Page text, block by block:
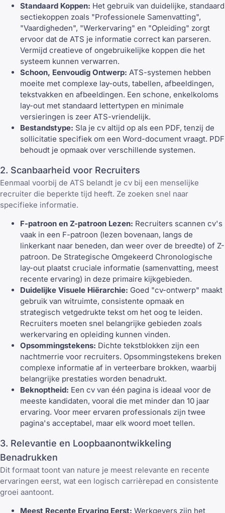
Standaard Koppen: Het gebruik van duidelijke, standaard
sectiekoppen zoals "Professionele Samenvatting",
"Vaardigheden", "Werkervaring" en "Opleiding" zorgt
ervoor dat de ATS je informatie correct kan parseren.
Vermijd creatieve of ongebruikelijke koppen die het
systeem kunnen verwarren.
Schoon, Eenvoudig Ontwerp: ATS-systemen hebben
moeite met complexe lay-outs, tabellen, afbeeldingen,
tekstvakken en afbeeldingen. Een schone, enkelkoloms
lay-out met standaard lettertypen en minimale
versieringen is zeer ATS-vriendelijk.
Bestandstype: Sla je cv altijd op als een PDF, tenzij de
sollicitatie specifiek om een Word-document vraagt. PDF
behoudt je opmaak over verschillende systemen.
2. Scanbaarheid voor Recruiters
Eenmaal voorbij de ATS belandt je cv bij een menselijke
recruiter die beperkte tijd heeft. Ze zoeken snel naar
specifieke informatie.
F-patroon en Z-patroon Lezen: Recruiters scannen cv's
vaak in een F-patroon (lezen bovenaan, langs de
linkerkant naar beneden, dan weer over de breedte) of Z-
patroon. De Strategische Omgekeerd Chronologische
lay-out plaatst cruciale informatie (samenvatting, meest
recente ervaring) in deze primaire kijkgebieden.
Duidelijke Visuele Hiërarchie: Goed "cv-ontwerp" maakt
gebruik van witruimte, consistente opmaak en
strategisch vetgedrukte tekst om het oog te leiden.
Recruiters moeten snel belangrijke gebieden zoals
werkervaring en opleiding kunnen vinden.
Opsommingstekens: Dichte tekstblokken zijn een
nachtmerrie voor recruiters. Opsommingstekens breken
complexe informatie af in verteerbare brokken, waarbij
belangrijke prestaties worden benadrukt.
Beknoptheid: Een cv van één pagina is ideaal voor de
meeste kandidaten, vooral die met minder dan 10 jaar
ervaring. Voor meer ervaren professionals zijn twee
pagina's acceptabel, maar elk woord moet tellen.
3. Relevantie en Loopbaanontwikkeling
Benadrukken
Dit formaat toont van nature je meest relevante en recente
ervaringen eerst, wat een logisch carrièrepad en consistente
groei aantoont.
Meest Recente Ervaring Eerst: Werkgevers zijn het